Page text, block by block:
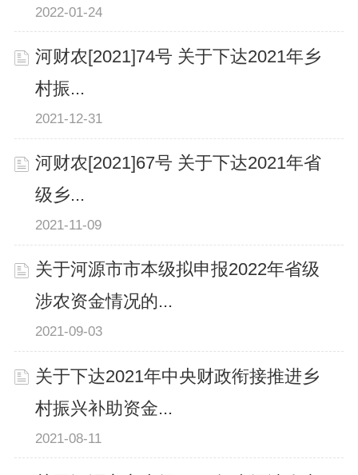
2022-01-24
河财农[2021]74号 关于下达2021年乡
村振...
2021-12-31
河财农[2021]67号 关于下达2021年省
级乡...
2021-11-09
关于河源市市本级拟申报2022年省级
涉农资金情况的...
2021-09-03
关于下达2021年中央财政衔接推进乡
村振兴补助资金...
2021-08-11